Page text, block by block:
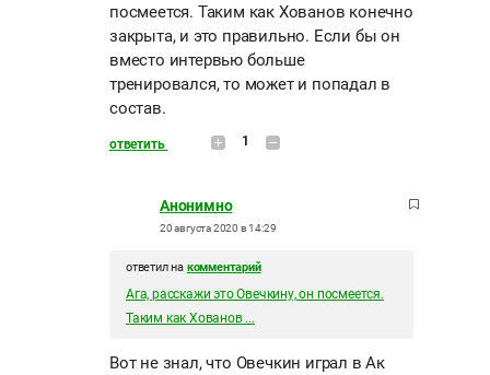
посмеется. Таким как Хованов конечно
закрыта, и это правильно. Если бы он
вместо интервью больше
тренировался, то может и попадал в
состав.
ответить 1
Анонимно
20 августа 2020 в 14:29
ответил на комментарий
Ага, расскажи это Овечкину, он посмеется.
Таким как Хованов ...
Вот не знал, что Овечкин играл в Ак